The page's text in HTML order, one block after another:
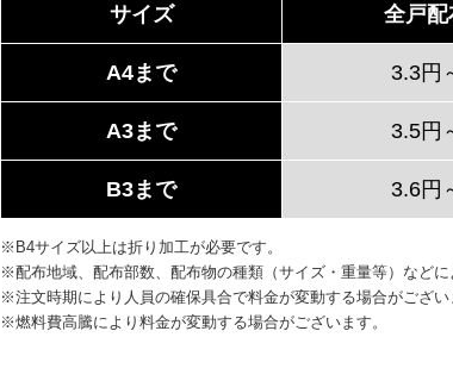
サイズ 全戸配
A4まで 3.3円
A3まで 3.5円
B3まで 3.6円
※B4サイズ以上は折り加工が必要です。
※配布地域、配布部数、配布物の種類（サイズ・重量等）などに
※注文時期により人員の確保具合で料金が変動する場合がござい
※燃料費高騰により料金が変動する場合がございます。